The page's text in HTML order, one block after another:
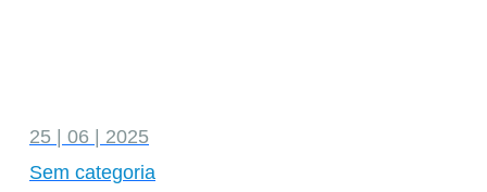
25 | 06 | 2025
Sem categoria